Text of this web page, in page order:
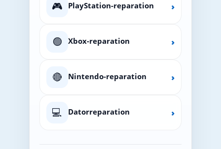
🎮 PlayStation-reparation ›
🟢 Xbox-reparation ›
🔴 Nintendo-reparation ›
💻 Datorreparation ›